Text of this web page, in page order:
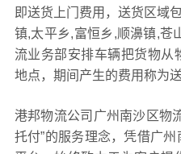
即送货上门费用，送货区域
镇,太平乡,富恒乡,顺濞镇,苍
流业务部安排车辆把货物从
地点，期间产生的费用称为送
港邦物流公司广州南沙区物
托付”的服务理念，凭借广